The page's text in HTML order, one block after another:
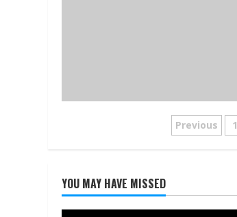
Posts
Previous 1
YOU MAY HAVE MISSED